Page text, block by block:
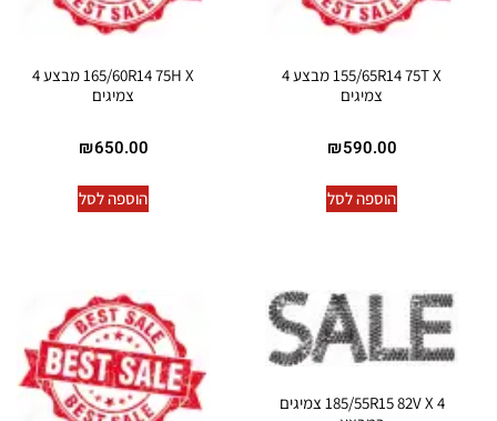
155/65R14 75T X מבצע 4
צמיגים
₪590.00
הוספה לסל
165/60R14 75H X מבצע 4
צמיגים
₪650.00
הוספה לסל
185/55R15 82V X 4 צמיגים